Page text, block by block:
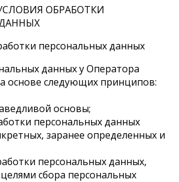
ОБРАБОТКИ
персональных данных
данных у Оператора
основе следующих принципов:
основы;
персональных данных
заранее определенных и
персональных данных,
сбора персональных